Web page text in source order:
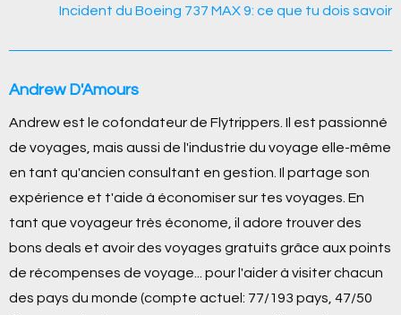
Incident du Boeing 737 MAX 9: ce que tu dois savoir
Andrew D'Amours
Andrew est le cofondateur de Flytrippers. Il est passionné
de voyages, mais aussi de l'industrie du voyage elle-même
en tant qu'ancien consultant en gestion. Il partage son
expérience et t'aide à économiser sur tes voyages. En
tant que voyageur très économe, il adore trouver des
bons deals et avoir des voyages gratuits grâce aux points
de récompenses de voyage... pour l'aider à visiter chacun
des pays du monde (compte actuel: 77/193 pays, 47/50